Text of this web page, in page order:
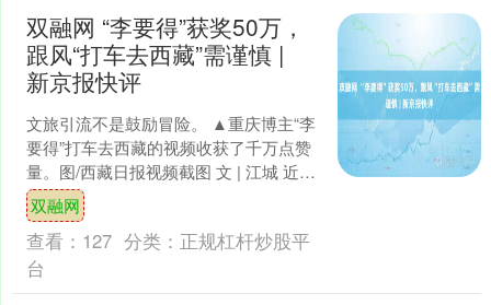
双融网 “李要得”获奖50万，
跟风“打车去西藏”需谨慎 |
新京报快评
文旅引流不是鼓励冒险。 ▲重庆博主“李
要得”打车去西藏的视频收获了千万点赞
量。图/西藏日报视频截图 文 | 江城 近
日，重庆博主“李要得”创作发布的“搭乘
巡游出....
双融网
查看： 127 分类： 正规杠杆炒股平
台